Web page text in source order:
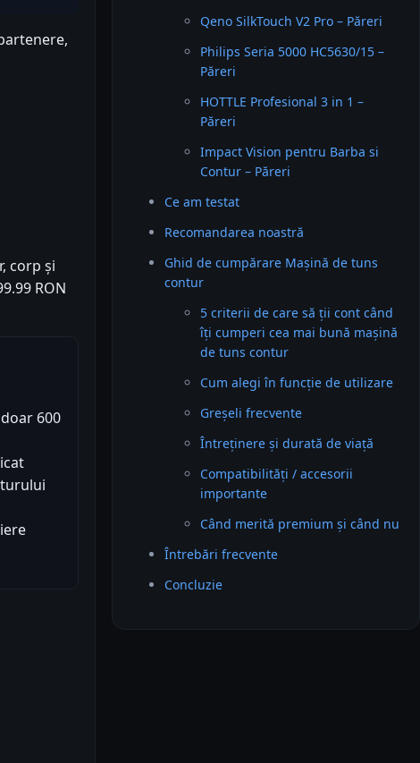
corp și
RON
600
Qeno SilkTouch V2 Pro – Păreri
Philips Seria 5000 HC5630/15 –
Păreri
HOTTLE Profesional 3 in 1 –
Păreri
Impact Vision pentru Barba si
Contur – Păreri
Ce am testat
Recomandarea noastră
Ghid de cumpărare Mașină de tuns
contur
5 criterii de care să ții cont când
îți cumperi cea mai bună mașină
de tuns contur
Cum alegi în funcție de utilizare
Greșeli frecvente
Întreținere și durată de viață
Compatibilități / accesorii
importante
Când merită premium și când nu
Întrebări frecvente
Concluzie